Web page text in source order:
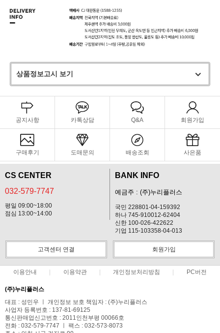
상품정보고시 보기
공지사항 카톡상담 Q&A 회원가입
구매후기 도매문의 배송조회 사은품
CS CENTER
032-579-7747
평일 09:00~18:00
점심 13:00~14:00
BANK INFO
예금주 : (주)누리플러스
국민 228801-04-159392
하나 745-910012-62404
신한 100-026-422622
기업 115-103358-04-013
고객센터 연결 회원가입
이용안내 이용약관 개인정보처리방침 PC버전
(주)누리플러스
대표 : 성민우 ㅣ 개인정보 보호 책임자 : (주)누리플러스
사업자 등록번호 : 137-81-69125
통신판매업신고번호 : 2011인천부평 00066호
전화 : 032-579-7747 ㅣ 팩스 : 032-573-8073